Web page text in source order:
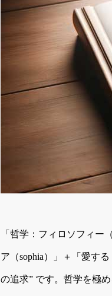
「哲学：フィロソフィー
ア（sophia）」＋「愛す
の追求” です。哲学を極